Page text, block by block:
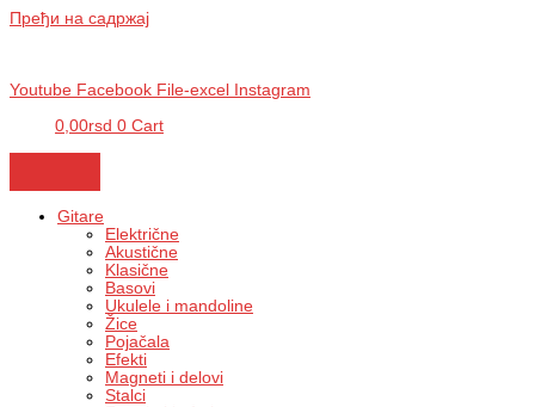
Пређи на садржај
Youtube Facebook File-excel
Instagram
0,00rsd 0 Cart
Gitare
Električne
Akustične
Klasične
Basovi
Ukulele i mandoline
Žice
Pojačala
Efekti
Magneti i delovi
Stalci